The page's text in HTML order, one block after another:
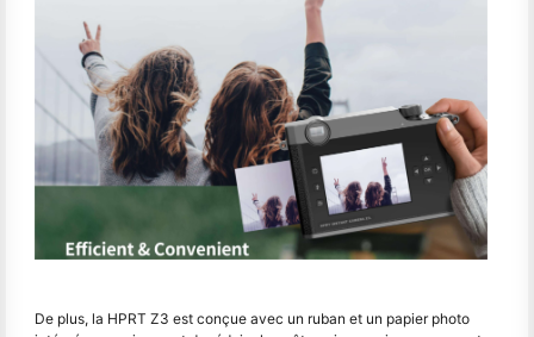
De plus, la HPRT Z3 est conçue avec un ruban et un papier photo